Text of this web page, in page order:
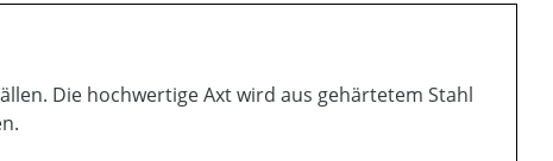
Die hochwertige Axt wird aus gehärtetem Stahl